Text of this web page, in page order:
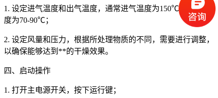
1. 设定进气温度和出气温度，通常进气温度为150℃，出口温
度为70-90℃；
2. 设定风量和压力，根据所处理物质的不同，需要进行调整，
以确保能够达到**的干燥效果。
四、启动操作
1. 打开主电源开关，按下运行键；